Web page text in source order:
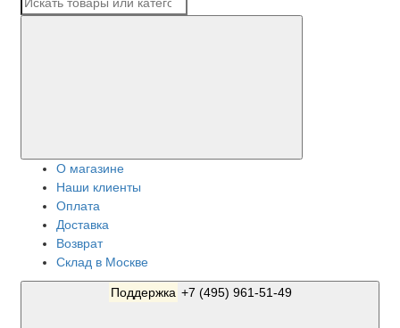
О магазине
Наши клиенты
Оплата
Доставка
Возврат
Склад в Москве
Поддержка +7 (495) 961-51-49